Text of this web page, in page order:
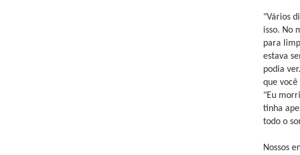
"Vários
isso. No
para
estava
podia
que você
"Eu
tinha
todo o
Nossos